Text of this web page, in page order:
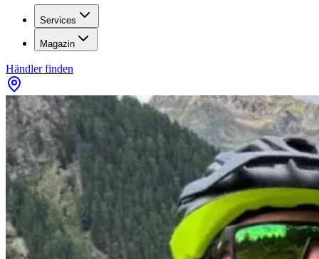
Services
Magazin
Händler finden